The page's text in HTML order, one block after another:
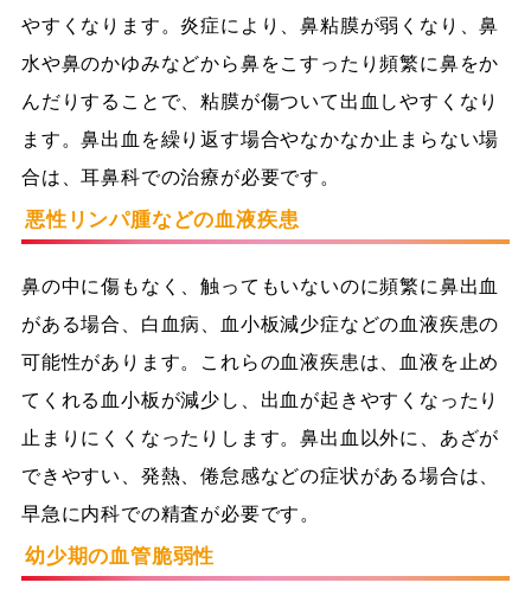
やすくなります。炎症により、鼻粘膜が弱くなり、鼻
水や鼻のかゆみなどから鼻をこすったり頻繁に鼻をか
んだりすることで、粘膜が傷ついて出血しやすくなり
ます。鼻出血を繰り返す場合やなかなか止まらない場
合は、耳鼻科での治療が必要です。
悪性リンパ腫などの血液疾患
鼻の中に傷もなく、触ってもいないのに頻繁に鼻出血
がある場合、白血病、血小板減少症などの血液疾患の
可能性があります。これらの血液疾患は、血液を止め
てくれる血小板が減少し、出血が起きやすくなったり
止まりにくくなったりします。鼻出血以外に、あざが
できやすい、発熱、倦怠感などの症状がある場合は、
早急に内科での精査が必要です。
幼少期の血管脆弱性